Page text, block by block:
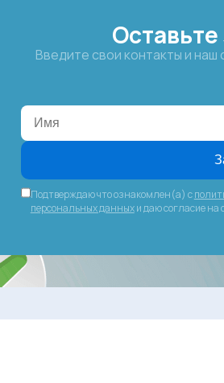
Оставьте
Введите свои контакты и
Подтверждаю что ознакомлен(а) с
персональных данныхи даю согласие на